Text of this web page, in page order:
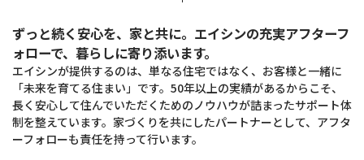
ずっと続く安心を、家と共に。エイシンの充実アフターフ
ォローで、暮らしに寄り添います。
エイシンが提供するのは、単なる住宅ではなく、お客様と一緒に
「未来を育てる住まい」です。50年以上の実績があるからこそ、
長く安心して住んでいただくためのノウハウが詰まったサポート体
制を整えています。家づくりを共にしたパートナーとして、アフタ
ーフォローも責任を持って行います。